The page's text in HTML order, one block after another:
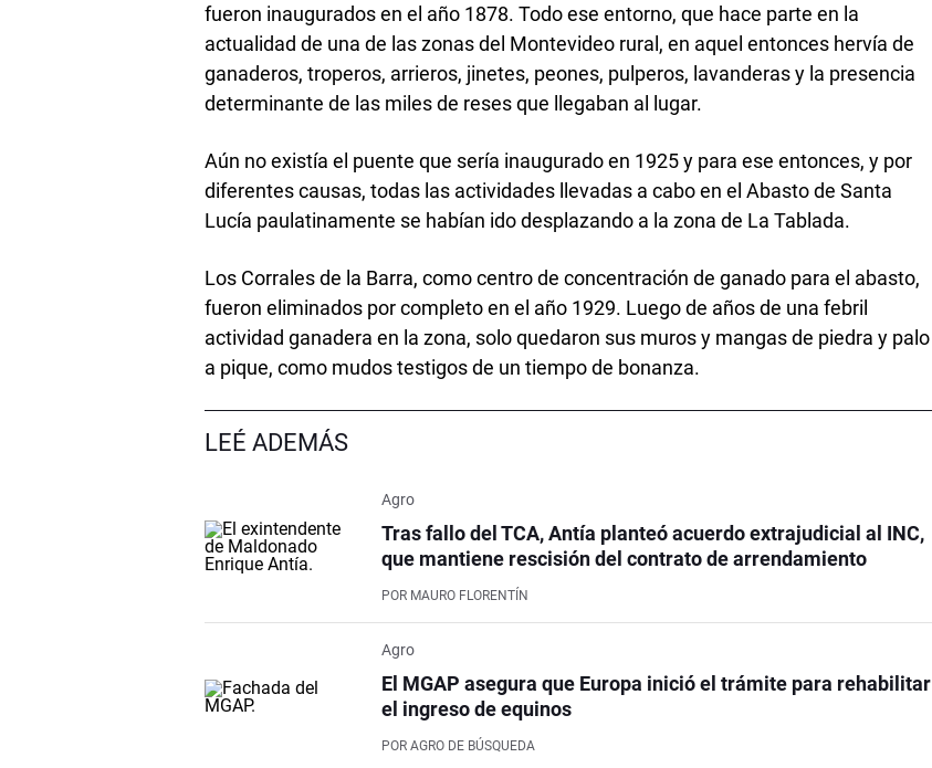
fueron inaugurados en el año 1878. Todo ese entorno, que hace parte en la
actualidad de una de las zonas del Montevideo rural, en aquel entonces hervía de
ganaderos, troperos, arrieros, jinetes, peones, pulperos, lavanderas y la presencia
determinante de las miles de reses que llegaban al lugar.
Aún no existía el puente que sería inaugurado en 1925 y para ese entonces, y por
diferentes causas, todas las actividades llevadas a cabo en el Abasto de Santa
Lucía paulatinamente se habían ido desplazando a la zona de La Tablada.
Los Corrales de la Barra, como centro de concentración de ganado para el abasto,
fueron eliminados por completo en el año 1929. Luego de años de una febril
actividad ganadera en la zona, solo quedaron sus muros y mangas de piedra y palo
a pique, como mudos testigos de un tiempo de bonanza.
LEÉ ADEMÁS
Agro
Tras fallo del TCA, Antía planteó acuerdo extrajudicial al INC,
que mantiene rescisión del contrato de arrendamiento
POR MAURO FLORENTÍN
Agro
El MGAP asegura que Europa inició el trámite para rehabilitar
el ingreso de equinos
POR AGRO DE BÚSQUEDA